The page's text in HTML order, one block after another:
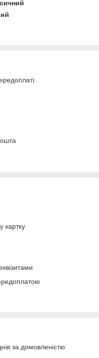
картку
за домовленістю